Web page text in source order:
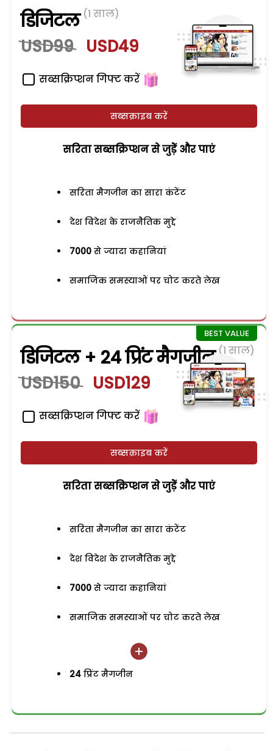
डिजिटल (1 साल)
USD99 USD49
सब्सक्रिप्शन गिफ्ट करें
सब्सक्राइब करें
सरिता सब्सक्रिप्शन से जुड़ेें और पाएं
सरिता मैगजीन का सारा कंटेंट
देश विदेश के राजनैतिक मुद्दे
7000 से ज्यादा कहानियां
समाजिक समस्याओं पर चोट करते लेख
डिजिटल + 24 प्रिंट मैगजीन (1 साल)
USD150 USD129
सब्सक्रिप्शन गिफ्ट करें
सब्सक्राइब करें
सरिता सब्सक्रिप्शन से जुड़ेें और पाएं
सरिता मैगजीन का सारा कंटेंट
देश विदेश के राजनैतिक मुद्दे
7000 से ज्यादा कहानियां
समाजिक समस्याओं पर चोट करते लेख
24 प्रिंट मैगजीन